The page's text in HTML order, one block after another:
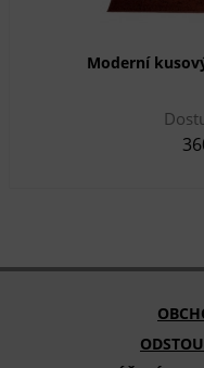
Moderní